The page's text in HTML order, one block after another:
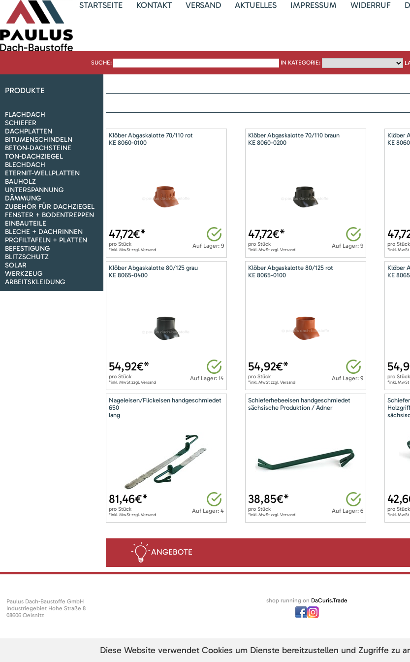
STARTSEITE KONTAKT VERSAND AKTUELLES IMPRESSUM WIDERRUF
SUCHE: IN KATEGORIE:
PRODUKTE
FLACHDACH
SCHIEFER
DACHPLATTEN
BITUMENSCHINDELN
BETON-DACHSTEINE
TON-DACHZIEGEL
BLECHDACH
ETERNIT-WELLPLATTEN
BAUHOLZ
UNTERSPANNUNG
DÄMMUNG
ZUBEHÖR FÜR DACHZIEGEL
FENSTER + BODENTREPPEN
EINBAUTEILE
BLECHE + DACHRINNEN
PROFILTAFELN + PLATTEN
BEFESTIGUNG
BLITZSCHUTZ
SOLAR
WERKZEUG
ARBEITSKLEIDUNG
Klöber Abgaskalotte 70/110 rot
KE 8060-0100
Auf Lager: 9
47,72€*
pro Stück
*inkl. MwSt zzgl. Versand
Klöber Abgaskalotte 70/110 braun
KE 8060-0200
Auf Lager: 9
47,72€*
pro Stück
*inkl. MwSt zzgl. Versand
Klöber
KE
pro Stück
*inkl. MwSt
Klöber Abgaskalotte 80/125 grau
KE 8065-0400
Auf Lager: 14
54,92€*
pro Stück
*inkl. MwSt zzgl. Versand
Klöber Abgaskalotte 80/125 rot
KE 8065-0100
Auf Lager: 9
54,92€*
pro Stück
*inkl. MwSt zzgl. Versand
Klöber
KE
pro Stück
*inkl. MwSt
Nageleisen/Flickeisen handgeschmiedet
650
lang
Auf Lager: 4
81,46€*
pro Stück
*inkl. MwSt zzgl. Versand
Schieferhebeeisen handgeschmiedet
sächsische Produktion / Adner
Auf Lager: 6
38,85€*
pro Stück
*inkl. MwSt zzgl. Versand
Holzgriff
pro Stück
*inkl. MwSt
ANGEBOTE
Paulus Dach-Baustoffe GmbH
Industriegebiet Hohe Straße 8
08606 Oelsnitz
shop running on DaCuris.Trade
Diese Website verwendet Cookies um Dienste bereitzustellen und Zugriffe zu